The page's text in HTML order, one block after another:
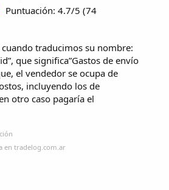
Puntuación: 4.7/5 (74
cuando traducimos su nombre:
que significa”Gastos de envío
el vendedor se ocupa de
incluyendo los de
otro caso pagaría el
en tradelog.com.ar